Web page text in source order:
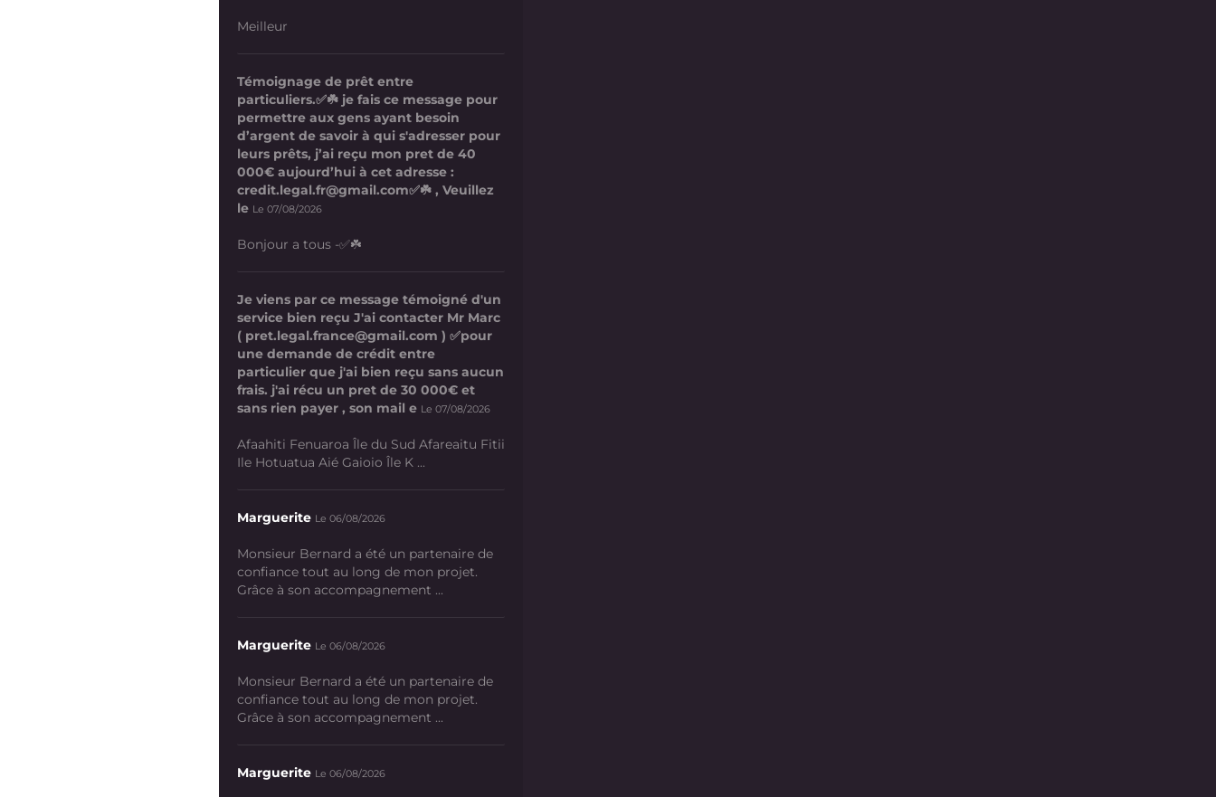
Meilleur
Témoignage de prêt entre
particuliers.✅☘️ je fais ce message pour
permettre aux gens ayant besoin
d’argent de savoir à qui s'adresser pour
leurs prêts, j’ai reçu mon pret de 40
000€ aujourd’hui à cet adresse :
credit.legal.fr@gmail.com✅☘️ , Veuillez
le Le 07/08/2026
Bonjour a tous -✅☘️
Je viens par ce message témoigné d'un
service bien reçu J'ai contacter Mr Marc
( pret.legal.france@gmail.com ) ✅pour
une demande de crédit entre
particulier que j'ai bien reçu sans aucun
frais. j'ai récu un pret de 30 000€ et
sans rien payer , son mail e Le 07/08/2026
Afaahiti Fenuaroa Île du Sud Afareaitu Fitii
Ile Hotuatua Aié Gaioio Île K ...
Marguerite Le 06/08/2026
Monsieur Bernard a été un partenaire de
confiance tout au long de mon projet.
Grâce à son accompagnement ...
Marguerite Le 06/08/2026
Monsieur Bernard a été un partenaire de
confiance tout au long de mon projet.
Grâce à son accompagnement ...
Marguerite Le 06/08/2026